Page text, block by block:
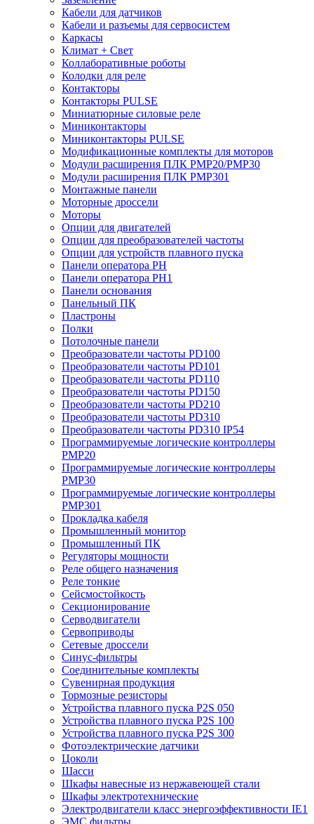
Кабели для датчиков
Кабели и разъемы для сервосистем
Каркасы
Климат + Свет
Коллаборативные роботы
Колодки для реле
Контакторы
Контакторы PULSE
Миниатюрные силовые реле
Миниконтакторы
Миниконтакторы PULSE
Модификационные комплекты для моторов
Модули расширения ПЛК PMP20/PMP30
Модули расширения ПЛК PMP301
Монтажные панели
Моторные дроссели
Моторы
Опции для двигателей
Опции для преобразователей частоты
Опции для устройств плавного пуска
Панели оператора PH
Панели оператора PH1
Панели основания
Панельный ПК
Пластроны
Полки
Потолочные панели
Преобразователи частоты PD100
Преобразователи частоты PD101
Преобразователи частоты PD110
Преобразователи частоты PD150
Преобразователи частоты PD210
Преобразователи частоты PD310
Преобразователи частоты PD310 IP54
Программируемые логические контроллеры
PMP20
Программируемые логические контроллеры
PMP30
Программируемые логические контроллеры
PMP301
Прокладка кабеля
Промышленный монитор
Промышленный ПК
Регуляторы мощности
Реле общего назначения
Реле тонкие
Сейсмостойкость
Секционирование
Серводвигатели
Сервоприводы
Сетевые дроссели
Синус-фильтры
Соединительные комплекты
Сувенирная продукция
Тормозные резисторы
Устройства плавного пуска P2S 050
Устройства плавного пуска P2S 100
Устройства плавного пуска P2S 300
Фотоэлектрические датчики
Цоколи
Шасси
Шкафы навесные из нержавеющей стали
Шкафы электротехнические
Электродвигатели класс энергоэффективности IE1
ЭМС фильтры